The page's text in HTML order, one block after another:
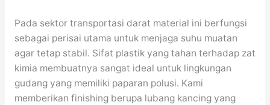
Pada sektor transportasi darat material ini berfungsi
sebagai perisai utama untuk menjaga suhu muatan
agar tetap stabil. Sifat plastik yang tahan terhadap zat
kimia membuatnya sangat ideal untuk lingkungan
gudang yang memiliki paparan polusi. Kami
memberikan finishing berupa lubang kancing yang